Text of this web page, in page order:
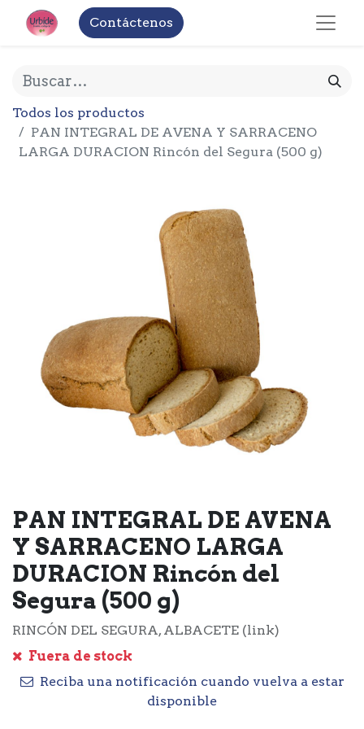
Contáctenos
Todos los productos
PAN INTEGRAL DE AVENA Y SARRACENO
LARGA DURACION Rincón del Segura (500 g)
PAN INTEGRAL DE AVENA
Y SARRACENO LARGA
DURACION Rincón del
Segura (500 g)
RINCÓN DEL SEGURA, ALBACETE (link)
Fuera de stock
Reciba una notificación cuando vuelva a estar
disponible